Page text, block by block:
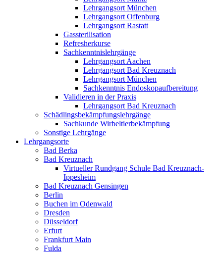
Lehrgangsort München
Lehrgangsort Offenburg
Lehrgangsort Rastatt
Gassterilisation
Refresherkurse
Sachkenntnislehrgänge
Lehrgangsort Aachen
Lehrgangsort Bad Kreuznach
Lehrgangsort München
Sachkenntnis Endoskopaufbereitung
Validieren in der Praxis
Lehrgangsort Bad Kreuznach
Schädlingsbekämpfungslehrgänge
Sachkunde Wirbeltierbekämpfung
Sonstige Lehrgänge
Lehrgangsorte
Bad Berka
Bad Kreuznach
Virtueller Rundgang Schule Bad Kreuznach-
Ippesheim
Bad Kreuznach Gensingen
Berlin
Buchen im Odenwald
Dresden
Düsseldorf
Erfurt
Frankfurt Main
Fulda